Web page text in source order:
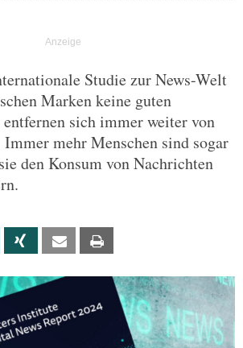
Studie zur News-Welt
Marken keine guten
sich immer weiter von
mehr Menschen sind sogar
den Konsum von Nachrichten
Linkedin Xing Email